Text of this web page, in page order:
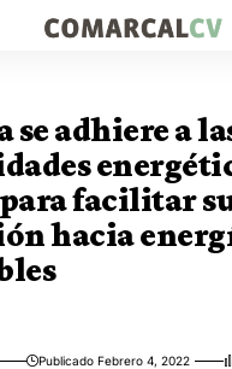
se adhiere a
facilitar
hacia
Publicado Febrero 4, 2022